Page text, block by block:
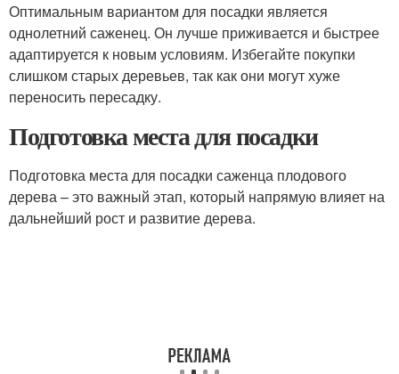
Оптимальным вариантом для посадки является
однолетний саженец. Он лучше приживается и быстрее
адаптируется к новым условиям. Избегайте покупки
слишком старых деревьев, так как они могут хуже
переносить пересадку.
Подготовка места для посадки
Подготовка места для посадки саженца плодового
дерева – это важный этап, который напрямую влияет на
дальнейший рост и развитие дерева.